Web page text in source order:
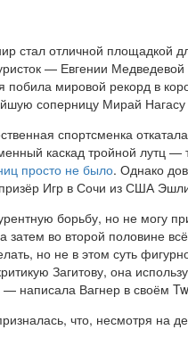
стал отличной площадкой
— Евгении
побила мировой рекорд в
соперницу Мирай
спортсменка
каскад тройной лутц —
просто не было. Однако
Игр в Сочи из США
борьбу, но не могу
затем во второй половине
но не в этом суть
Загитову, она
написала Вагнер в своём
что, несмотря на